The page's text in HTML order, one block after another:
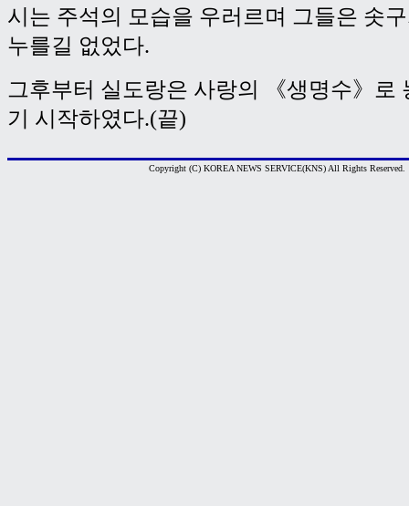
시는 주석의 모습을 우러르며 그들은 솟
누를길 없었다.
그후부터 실도랑은 사랑의 《생명수》로
기 시작하였다.(끝)
Copyright (C) KOREA NEWS SERVICE(KNS) All Rights Reserved.